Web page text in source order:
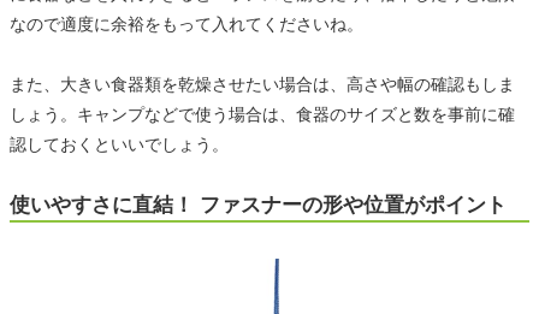
なので適度に余裕をもって入れてくださいね。
また、大きい食器類を乾燥させたい場合は、高さや幅の確認もしま
しょう。キャンプなどで使う場合は、食器のサイズと数を事前に確
認しておくといいでしょう。
使いやすさに直結！ ファスナーの形や位置がポイント